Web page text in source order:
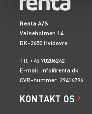
Renta A/S
Valseholmen 14
DK-2650 Hvidovre
Tlf. +45 70206242
E-mail: info@renta.dk
CVR-nummer: 29416796
KONTAKT OS